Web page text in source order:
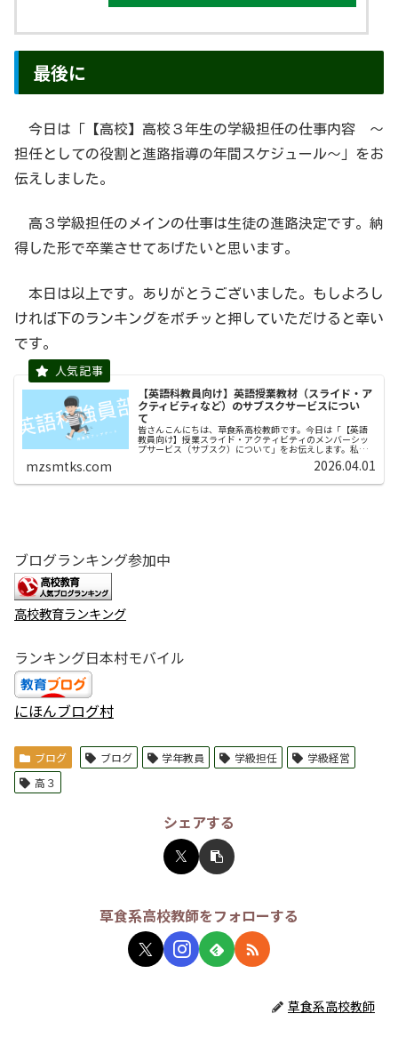
最後に
今日は「【高校】高校３年生の学級担任の仕事内容 〜
担任としての役割と進路指導の年間スケジュール〜」をお
伝えしました。
高３学級担任のメインの仕事は生徒の進路決定です。納
得した形で卒業させてあげたいと思います。
本日は以上です。ありがとうございました。もしよろし
ければ下のランキングをポチッと押していただけると幸い
です。
【英語科教員向け】英語授業教材（スライド・ア
クティビティなど）のサブスクサービスについ
て
皆さんこんにちは、草食系高校教師です。今日は「【英語
教員向け】授業スライド・アクティビティのメンバーシッ
プサービス（サブスク）について」をお伝えします。私の
ブログ内には、１００個以上の授業教材（文法項目別授業
mzsmtks.com 2026.04.01
ブログランキング参加中
高校教育ランキング
ランキング日本村モバイル
にほんブログ村
ブログ ブログ 学年教員 学級担任
学級経営
高３
シェアする
草食系高校教師をフォローする
草食系高校教師